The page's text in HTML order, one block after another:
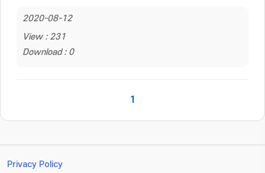
2020-08-12
View : 231
Download : 0
1
Privacy Policy